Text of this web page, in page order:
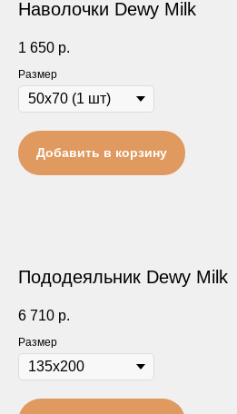
Наволочки Dewy Milk
1 650 р.
Размер
Добавить в корзину
Пододеяльник Dewy Milk
6 710 р.
Размер